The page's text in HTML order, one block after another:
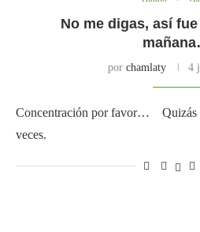
No me digas, así
por chamlaty 4
Concentración por favor… Quizás
veces.